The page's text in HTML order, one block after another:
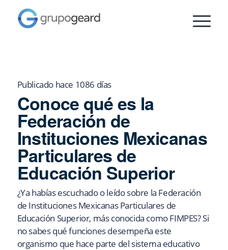
Publicado hace 1086 días
Conoce qué es la
Federación de
Instituciones Mexicanas
Particulares de
Educación Superior
¿Ya habías escuchado o leído sobre la Federación
de Instituciones Mexicanas Particulares de
Educación Superior, más conocida como FIMPES? Si
no sabes qué funciones desempeña este
organismo que hace parte del sistema educativo